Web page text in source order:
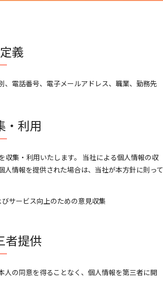
義
電話番号、電子メールアドレス、職業、勤務先
・利用
集・利用いたします。 当社による個人情報の収
情報を提供された場合は、当社が本方針に則って
サービス向上のための意見収集
者提供
人の同意を得ることなく、個人情報を第三者に開